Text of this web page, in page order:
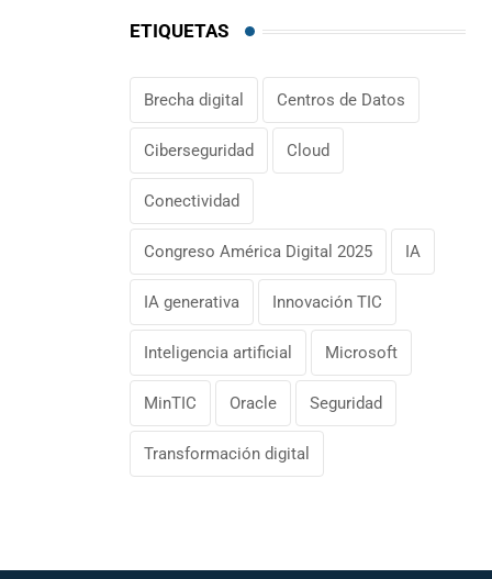
ETIQUETAS
Brecha digital Centros de Datos
Ciberseguridad Cloud
Conectividad
Congreso América Digital 2025 IA
IA generativa Innovación TIC
Inteligencia artificial Microsoft
MinTIC Oracle Seguridad
Transformación digital